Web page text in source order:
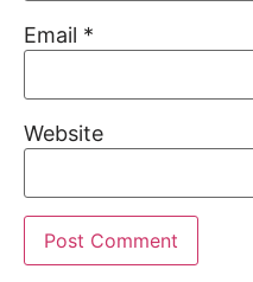
Email *
Website